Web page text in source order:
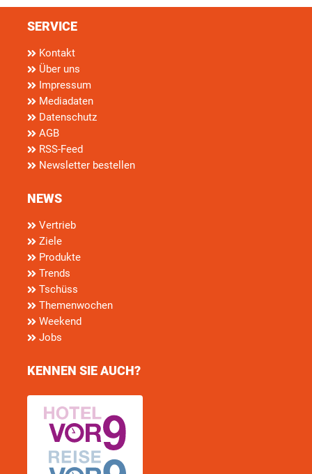
SERVICE
Kontakt
Über uns
Impressum
Mediadaten
Datenschutz
AGB
RSS-Feed
Newsletter bestellen
NEWS
Vertrieb
Ziele
Produkte
Trends
Tschüss
Themenwochen
Weekend
Jobs
KENNEN SIE AUCH?